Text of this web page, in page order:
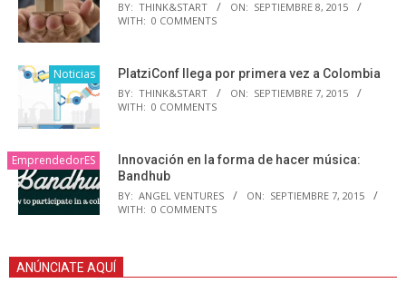
BY: THINK&START ON: SEPTIEMBRE 8, 2015
WITH: 0 COMMENTS
Noticias PlatziConf llega por primera vez a Colombia
BY: THINK&START ON: SEPTIEMBRE 7, 2015
WITH: 0 COMMENTS
EmprendedorES
Innovación en la forma de hacer música:
Bandhub
BY: ANGEL VENTURES ON: SEPTIEMBRE 7, 2015
WITH: 0 COMMENTS
ANÚNCIATE AQUÍ